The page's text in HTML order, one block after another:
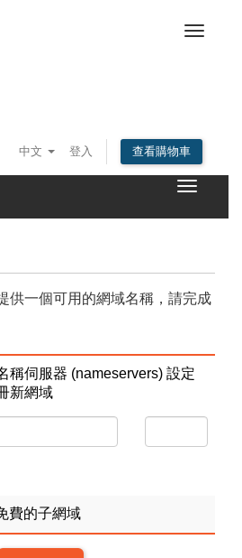
Toggle
中文 登入 查看購物車
Toggle
供一個可用的網域名稱，請完成
稱伺服器 (nameservers) 設定
新網域
費的子網域